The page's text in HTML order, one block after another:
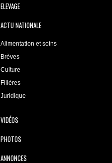
ELEVAGE
ACTU NATIONALE
Alimentation et soins
Brèves
Culture
Filières
Juridique
VIDÉOS
PHOTOS
ANNONCES